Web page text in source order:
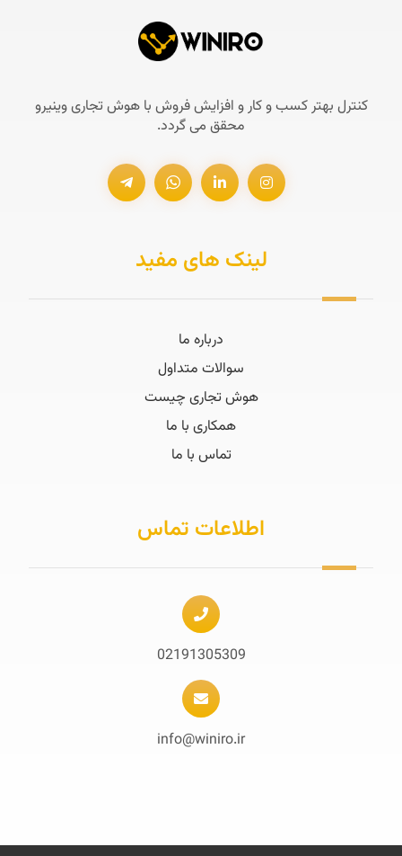
کنترل بهتر کسب و کار و افزایش فروش با هوش تجاری وینیرو
محقق می گردد.
لینک های مفید
درباره ما
سوالات متداول
هوش تجاری چیست
همکاری با ما
تماس با ما
اطلاعات تماس
02191305309
info@winiro.ir